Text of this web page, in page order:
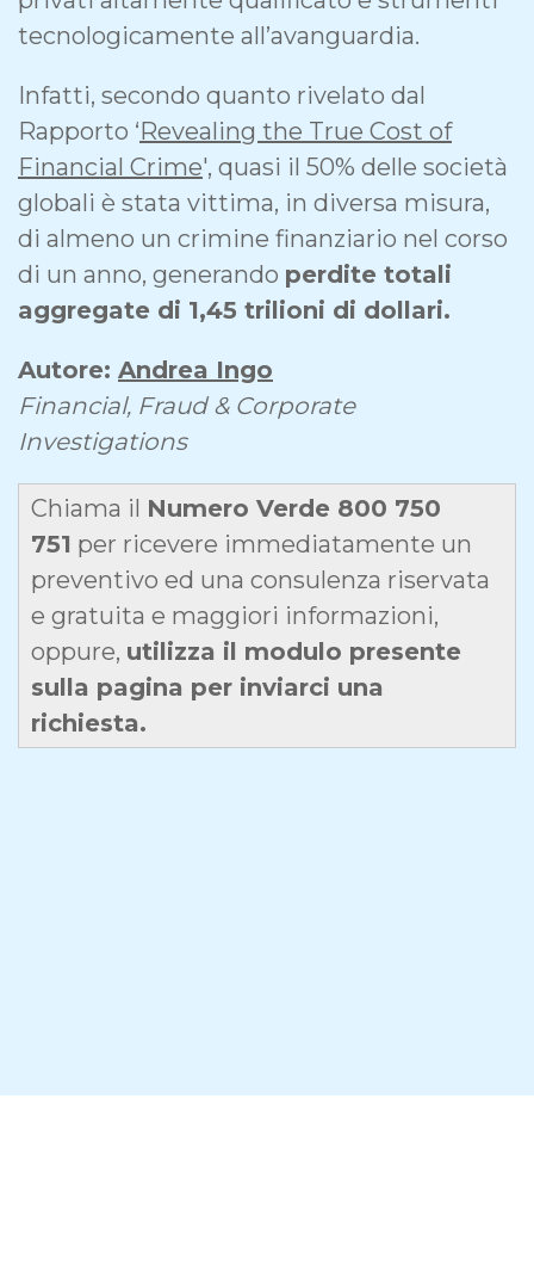
tecnologicamente all’avanguardia.
Infatti, secondo quanto rivelato dal
Rapporto ‘Revealing the True Cost of
Financial Crime', quasi il 50% delle società
globali è stata vittima, in diversa misura,
di almeno un crimine finanziario nel corso
di un anno, generando perdite totali
aggregate di 1,45 trilioni di dollari.
Autore: Andrea Ingo
Financial, Fraud & Corporate
Investigations
Chiama il Numero Verde 800 750
751 per ricevere immediatamente un
preventivo ed una consulenza riservata
e gratuita e maggiori informazioni,
oppure, utilizza il modulo presente
sulla pagina per inviarci una
richiesta.